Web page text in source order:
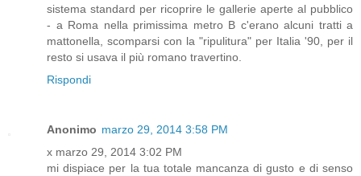
sistema standard per ricoprire le gallerie aperte al pubblico
- a Roma nella primissima metro B c'erano alcuni tratti a
mattonella, scomparsi con la "ripulitura" per Italia '90, per il
resto si usava il più romano travertino.
Rispondi
Anonimo marzo 29, 2014 3:58 PM
x marzo 29, 2014 3:02 PM
mi dispiace per la tua totale mancanza di gusto e di senso